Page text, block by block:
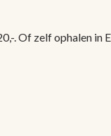
. Of zelf ophalen in